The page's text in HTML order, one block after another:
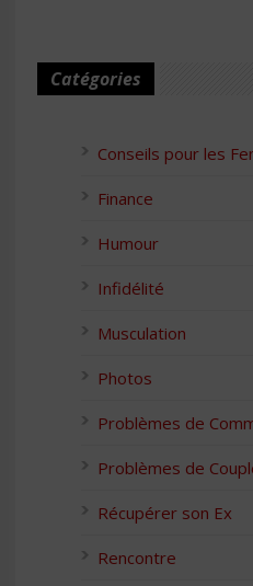
Catégories
Conseils pour les
Finance
Humour
Infidélité
Musculation
Photos
Problèmes de
Problèmes de
Récupérer son Ex
Rencontre